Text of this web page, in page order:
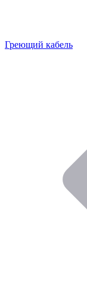
Греющий кабель